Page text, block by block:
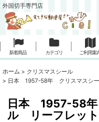
外国切手専門店
新着商品 カテゴリ ご利用案
ホーム > クリスマスシール
> 日本 1957-58年 クリスマスシ
日本 1957-58
ル リーフレッ